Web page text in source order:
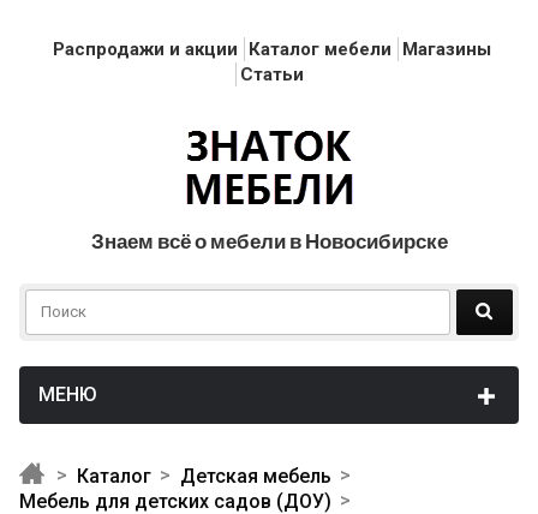
Распродажи и акции Каталог мебели
Магазины
Статьи
Знаем всё о мебели в Новосибирске
Каталог
Детская мебель
Мебель для детских садов (ДОУ)